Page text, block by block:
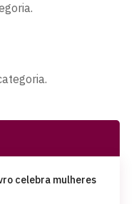
celebra mulheres